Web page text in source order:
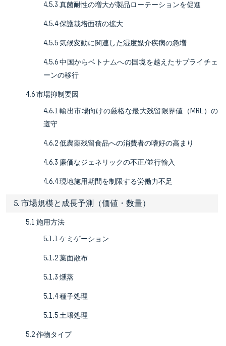
4.5.3 真菌耐性の増大が製品ローテーションを促進
4.5.4 保護栽培面積の拡大
4.5.5 気候変動に関連した湿度媒介疾病の急増
4.5.6 中国からベトナムへの国境を越えたサプライチェ
ーンの移行
4.6 市場抑制要因
4.6.1 輸出市場向けの厳格な最大残留限界値（MRL）の
遵守
4.6.2 低農薬残留食品への消費者の嗜好の高まり
4.6.3 廉価なジェネリックの不正/並行輸入
4.6.4 現地施用期間を制限する労働力不足
5. 市場規模と成長予測（価値・数量）
5.1 施用方法
5.1.1 ケミゲーション
5.1.2 葉面散布
5.1.3 燻蒸
5.1.4 種子処理
5.1.5 土壌処理
5.2 作物タイプ